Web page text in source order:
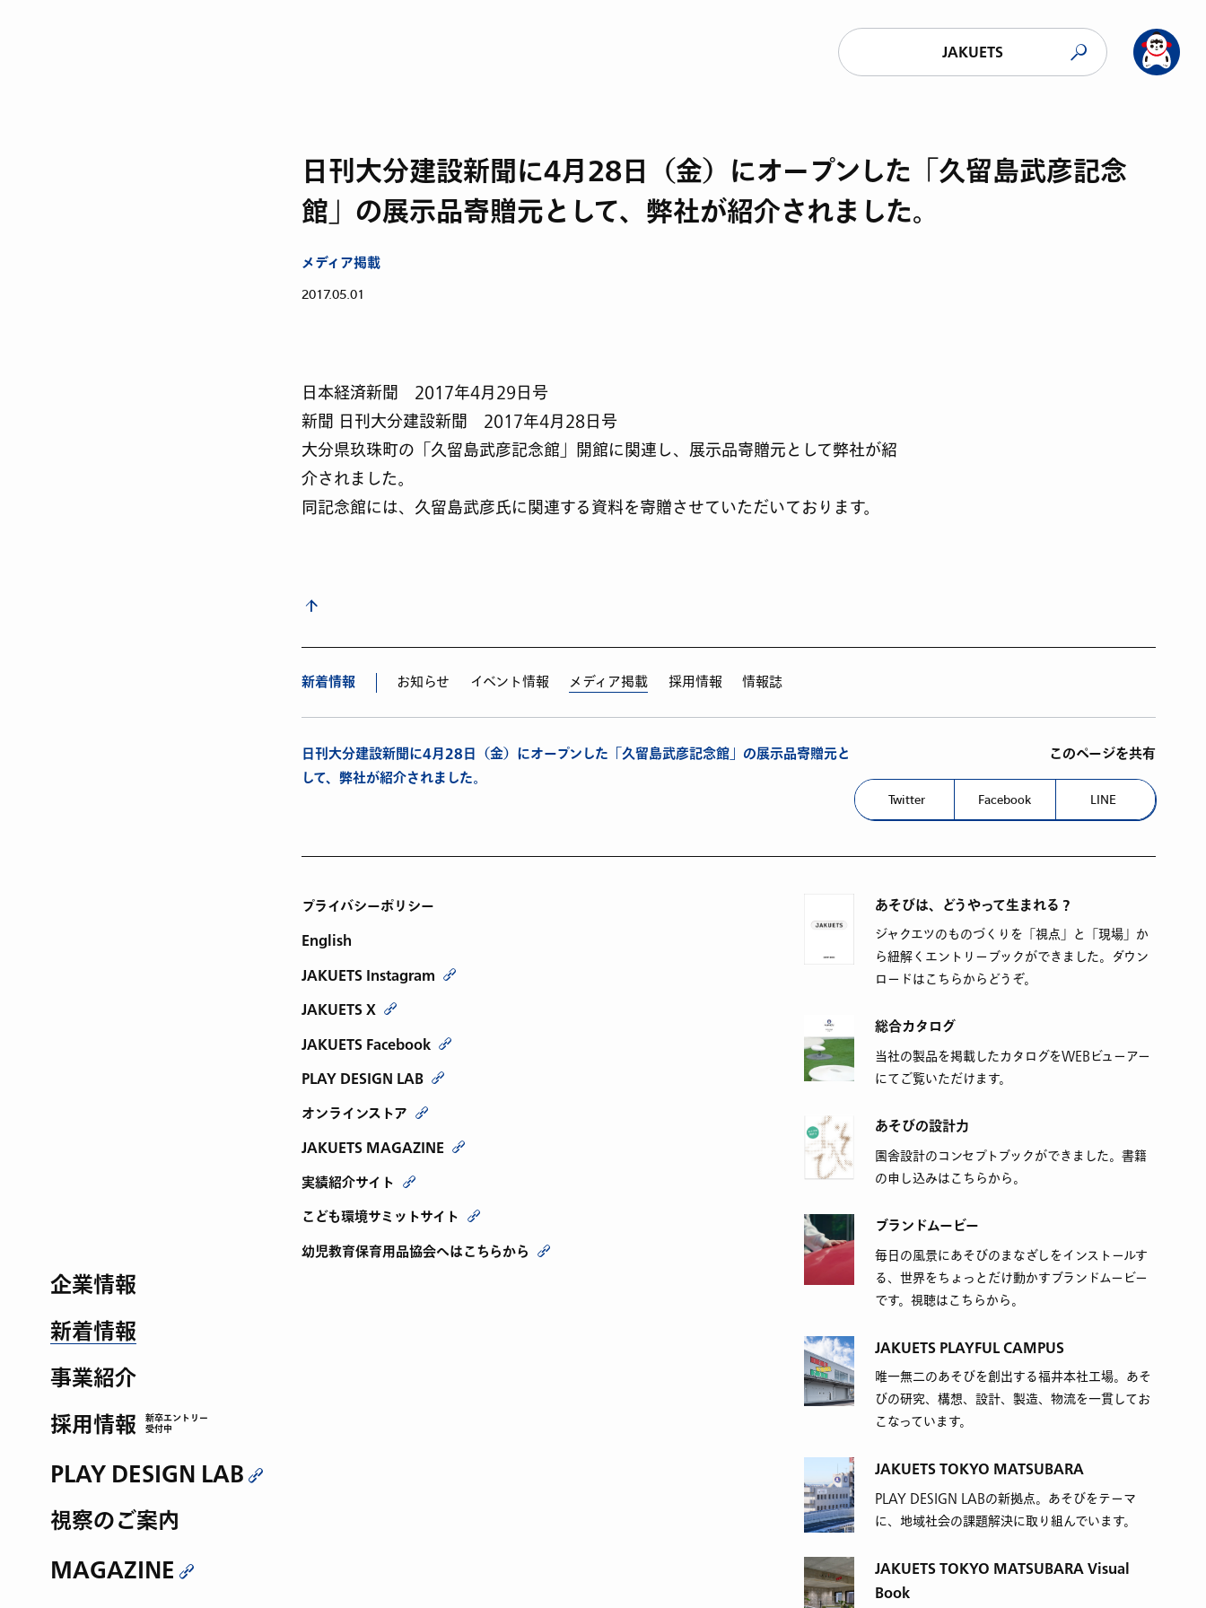
JAKUETS
企業情報
新着情報
事業紹介
採用情報
新卒エントリー
受付中
PLAY DESIGN LAB
視察のご案内
MAGAZINE
日刊大分建設新聞に4月28日（金）にオープンした「久留島武彦記念
館」の展示品寄贈元として、弊社が紹介されました。
メディア掲載
2017.05.01
日本経済新聞 2017年4月29日号
新聞 日刊大分建設新聞 2017年4月28日号
大分県玖珠町の「久留島武彦記念館」開館に関連し、展示品寄贈元として弊社が紹
介されました。
同記念館には、久留島武彦氏に関連する資料を寄贈させていただいております。
新着情報 お知らせ イベント情報 メディア掲載 採用情報 情報誌
日刊大分建設新聞に4月28日（金）にオープンした「久留島武彦記念館」の展示品寄贈元と
して、弊社が紹介されました。
このページを共有
Twitter Facebook LINE
プライバシーポリシー
English
JAKUETS Instagram
JAKUETS X
JAKUETS Facebook
PLAY DESIGN LAB
オンラインストア
JAKUETS MAGAZINE
実績紹介サイト
こども環境サミットサイト
幼児教育保育用品協会へはこちらから
あそびは、どうやって生まれる？
ジャクエツのものづくりを「視点」と「現場」か
ら紐解くエントリーブックができました。ダウン
ロードはこちらからどうぞ。
総合カタログ
当社の製品を掲載したカタログをWEBビューアー
にてご覧いただけます。
あそびの設計力
園舎設計のコンセプトブックができました。書籍
の申し込みはこちらから。
ブランドムービー
毎日の風景にあそびのまなざしをインストールす
る、世界をちょっとだけ動かすブランドムービー
です。視聴はこちらから。
JAKUETS PLAYFUL CAMPUS
唯一無二のあそびを創出する福井本社工場。あそ
びの研究、構想、設計、製造、物流を一貫してお
こなっています。
JAKUETS TOKYO MATSUBARA
PLAY DESIGN LABの新拠点。あそびをテーマ
に、地域社会の課題解決に取り組んでいます。
JAKUETS TOKYO MATSUBARA Visual
Book